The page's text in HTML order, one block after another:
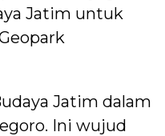
Jatim untuk
Jatim dalam
Ini wujud